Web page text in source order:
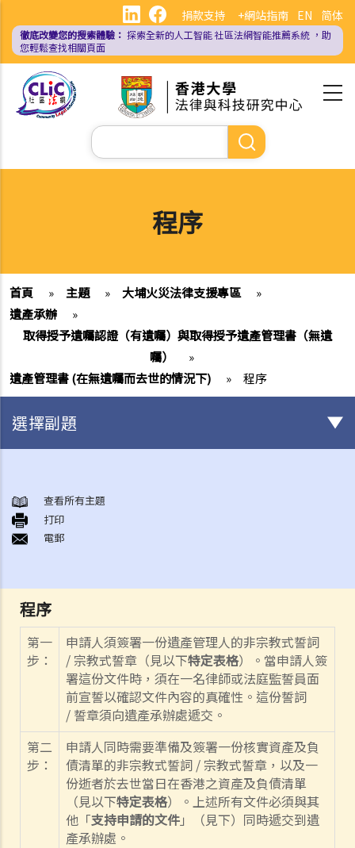
內
EN 简体
捐款支持 +網站指南
徹底改變您的搜索體驗： 探索全新的人工智能社區法網智能推薦系統 ，助
您輕鬆查找相關頁面
Search
程序
首頁 » 主題 » 大埔火災法律支援專區
»
遺產承辦
»
取得授予遺囑認證（有遺囑）與取得授予遺產管理書（無遺
囑）
»
遺產管理書 (在無遺囑而去世的情況下)
» 程序
程序
第一
步：
申請人須簽署一份遺產管理人的非宗教式誓詞
/ 宗教式誓章（見以下特定表格）。當申請人簽
署這份文件時，須在一名律師或法庭監誓員面
前宣誓以確認文件內容的真確性。這份誓詞
/ 誓章須向遺產承辦處遞交。
第二
步：
申請人同時需要準備及簽署一份核實資產及負
債清單的非宗教式誓詞 / 宗教式誓章，以及一
份逝者於去世當日在香港之資產及負債清單
（見以下特定表格）。上述所有文件必須與其
他「支持申請的文件」（見下）同時遞交到遺
產承辦處。
選擇副題
A. 火葬
B. 骨灰安置所（靈灰安置所）
C. 土葬
E. 骨灰撒海
F. 遺體／骨殖／骨灰出入香港
人身傷亡
傷者本人
何謂「人身傷害」？
我受傷後，何時可提出申索？
如何就人身傷害提出申索？
人身傷害訴訟所涉的法律程序
1. 申索信（原告人）及建設性的答覆（被告人）
3. 申索陳述書
4. 損害賠償陳述書
查看所有主題
打印
電郵